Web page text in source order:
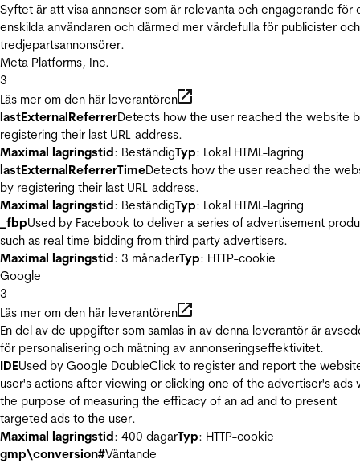
Syftet är att visa annonser som är relevanta och engagerande för
enskilda användaren och därmed mer värdefulla för publicister och
tredjepartsannonsörer.
Meta Platforms, Inc.
3
Läs mer om den här leverantören
lastExternalReferrerDetects how the user reached the website
registering their last URL-address.
Maximal lagringstid: BeständigTyp: Lokal HTML-lagring
lastExternalReferrerTimeDetects how the user reached the
by registering their last URL-address.
Maximal lagringstid: BeständigTyp: Lokal HTML-lagring
_fbpUsed by Facebook to deliver a series of advertisement
such as real time bidding from third party advertisers.
Maximal lagringstid: 3 månaderTyp: HTTP-cookie
Google
3
Läs mer om den här leverantören
En del av de uppgifter som samlas in av denna leverantör är
för personalisering och mätning av annonseringseffektivitet.
IDEUsed by Google DoubleClick to register and report the
user's actions after viewing or clicking one of the advertiser's ads
the purpose of measuring the efficacy of an ad and to present
targeted ads to the user.
Maximal lagringstid: 400 dagarTyp: HTTP-cookie
gmp\conversion#Väntande